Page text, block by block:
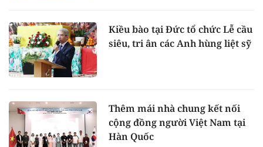
Kiều bào tại Đức tổ chức Lễ cầu
siêu, tri ân các Anh hùng liệt sỹ
Thêm mái nhà chung kết nối
cộng đồng người Việt Nam tại
Hàn Quốc